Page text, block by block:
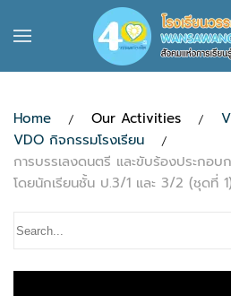
Skip to main content
Home Our Activities
VDO กิจกรรมโรงเรียน
การบรรเลงดนตรี และขับร้องประกอบ
โดยนักเรียนชั้น ป.3/1 และ 3/2 (ชุดที่